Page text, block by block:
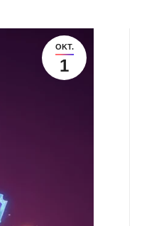
OKT.
1